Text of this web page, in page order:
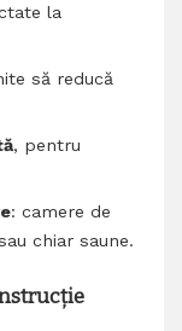
la
să reducă
, pentru
: camere de
chiar saune.